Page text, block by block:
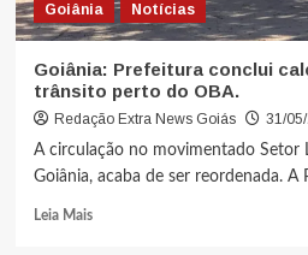
Goiânia Notícias
Goiânia: Prefeitura conclui
trânsito perto do OBA.
Redação Extra News Goiás
31/
A circulação no movimentado Setor
Goiânia, acaba de ser reordenada. A
Leia Mais